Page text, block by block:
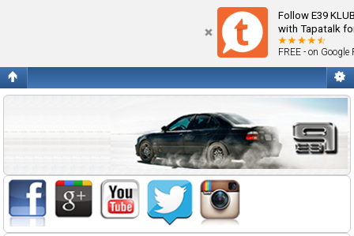
Follow E39
with Tapatalk
FREE - on Google